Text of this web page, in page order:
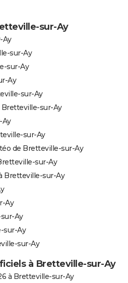
sur-Ay
Ay
sur-Ay
sur-Ay
Ay
sur-Ay
sur-Ay
Ay
sur-Ay
de Bretteville-sur-Ay
sur-Ay
Bretteville-sur-Ay
Ay
Ay
sur-Ay
sur-Ay
à Bretteville-sur-Ay
à Bretteville-sur-Ay